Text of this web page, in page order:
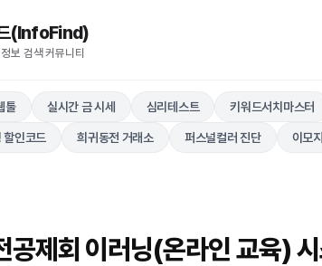
(InfoFind)​​​​
보 검색 커뮤니티
툴 실시간 금 시세 심리테스트 키워드서치마스터
할인코드 희귀동전 거래소 퍼스널컬러 진단 이모
공제회 이러닝(온라인 교육) 시